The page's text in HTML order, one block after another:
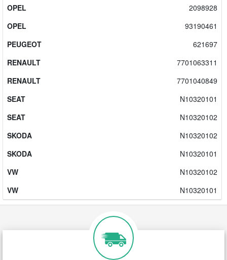
OPEL
2098928
OPEL
93190461
PEUGEOT
621697
RENAULT
7701063311
RENAULT
7701040849
SEAT
N10320101
SEAT
N10320102
SKODA
N10320102
SKODA
N10320101
VW
N10320102
VW
N10320101